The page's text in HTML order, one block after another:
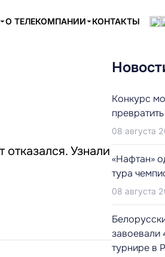
О ТЕЛЕКОМПАНИИ КОНТАКТЫ
отказался. Узнали
Конкурс
08 августа
«Нафтан»
тура
08 августа
турнире в